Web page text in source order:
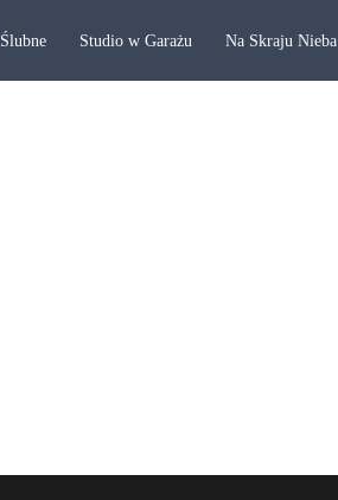
Ślubne Studio w Garażu Na Skraju Nieba